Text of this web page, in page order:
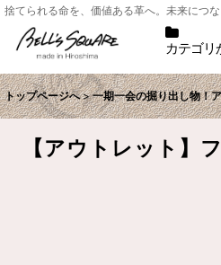
捨てられる命を、価値ある革へ。未来につ
カテゴリ
トップページへ > 一期一会の掘り出し物！
【アウトレット